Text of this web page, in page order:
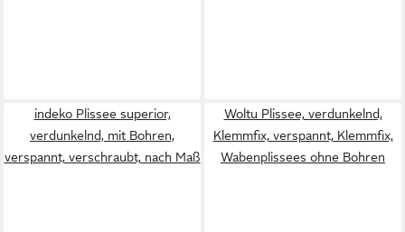
indeko Plissee superior,
verdunkelnd, mit Bohren,
verspannt, verschraubt, nach Maß
Woltu Plissee, verdunkelnd,
Klemmfix, verspannt, Klemmfix,
Wabenplissees ohne Bohren